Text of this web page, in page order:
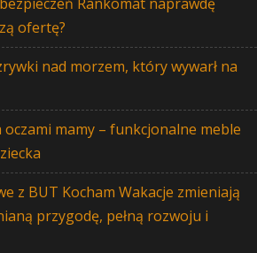
ofertę?
nad morzem, który wywarł na
mamy – funkcjonalne meble
z BUT Kocham Wakacje zmieniają
przygodę, pełną rozwoju i